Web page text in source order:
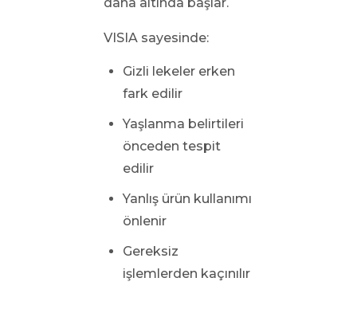
VISIA sayesinde:
Gizli lekeler erken
fark edilir
Yaşlanma belirtileri
önceden tespit
edilir
Yanlış ürün kullanımı
önlenir
Gereksiz
işlemlerden kaçınılır